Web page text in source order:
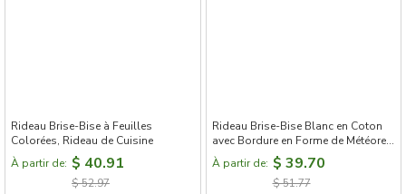
Rideau Brise-Bise à Feuilles
Colorées, Rideau de Cuisine
À partir de: $ 40.91
$ 52.97
Rideau Brise-Bise Blanc en Coton
avec Bordure en Forme de Météore,
Rideau de Cuisine
À partir de: $ 39.70
$ 51.77